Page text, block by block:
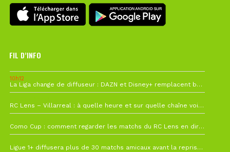
FIL D’INFO
10h12
La Liga change de diffuseur : DAZN et Disney+ remplacent beIN Sports !
RC Lens – Villarreal : à quelle heure et sur quelle chaîne voir la finale de la Como Cup ?
Como Cup : comment regarder les matchs du RC Lens en direct ?
Ligue 1+ diffusera plus de 30 matchs amicaux avant la reprise de la Ligue 1